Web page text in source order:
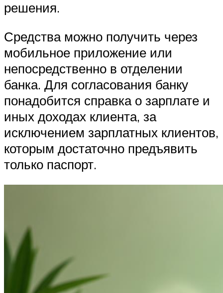
решения.
Средства можно получить через
мобильное приложение или
непосредственно в отделении
банка. Для согласования банку
понадобится справка о зарплате и
иных доходах клиента, за
исключением зарплатных клиентов,
которым достаточно предъявить
только паспорт.